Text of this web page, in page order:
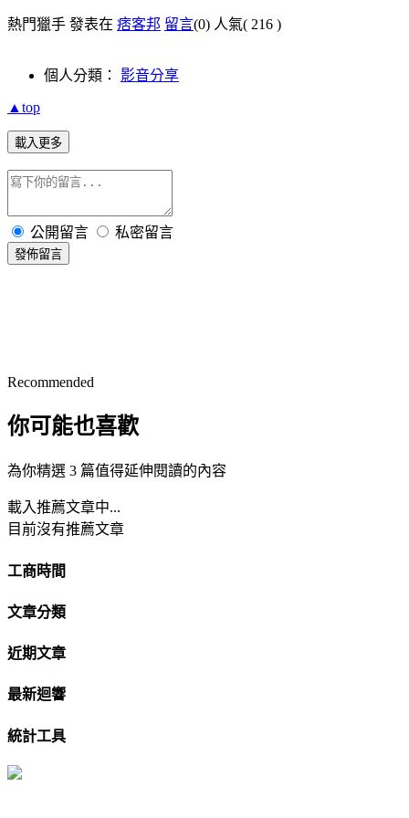
熱門獵手 發表在 痞客邦 留言(0) 人氣( 216 )
個人分類： 影音分享
▲top
載入更多
公開留言 私密留言
發佈留言
Recommended
你可能也喜歡
為你精選 3 篇值得延伸閱讀的內容
載入推薦文章中...
目前沒有推薦文章
工商時間
文章分類
近期文章
最新迴響
統計工具